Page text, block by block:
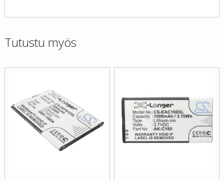
Tutustu myös